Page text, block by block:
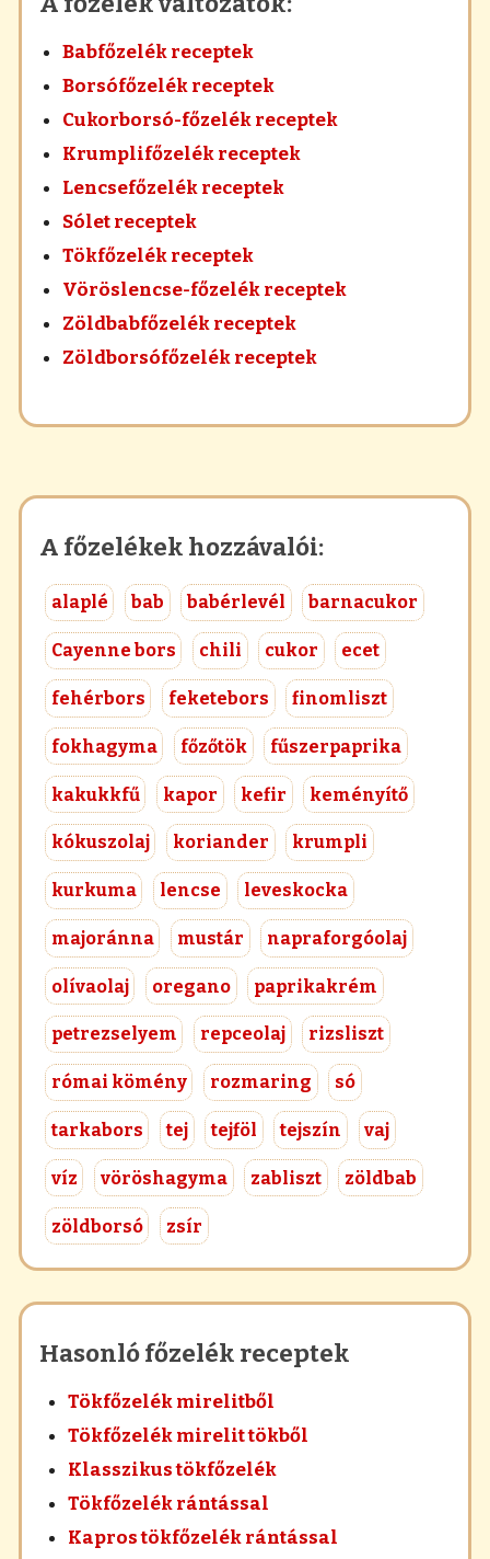
Babfőzelék receptek
Borsófőzelék receptek
Cukorborsó-főzelék receptek
Krumplifőzelék receptek
Lencsefőzelék receptek
Sólet receptek
Tökfőzelék receptek
Vöröslencse-főzelék receptek
Zöldbabfőzelék receptek
Zöldborsófőzelék receptek
A főzelékek hozzávalói:
alaplé bab babérlevél barnacukor
Cayenne bors chili cukor ecet
fehérbors feketebors finomliszt
fokhagyma főzőtök fűszerpaprika
kakukkfű kapor kefir keményítő
kókuszolaj koriander krumpli
kurkuma lencse leveskocka
majoránna mustár napraforgóolaj
olívaolaj oregano paprikakrém
petrezselyem repceolaj rizsliszt
római kömény rozmaring só
tarkabors tej tejföl tejszín vaj
víz vöröshagyma zabliszt zöldbab
zöldborsó zsír
Hasonló főzelék receptek
Tökfőzelék mirelitből
Tökfőzelék mirelit tökből
Klasszikus tökfőzelék
Tökfőzelék rántással
Kapros tökfőzelék rántással